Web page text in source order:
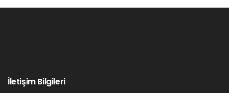
İletişim Bilgileri